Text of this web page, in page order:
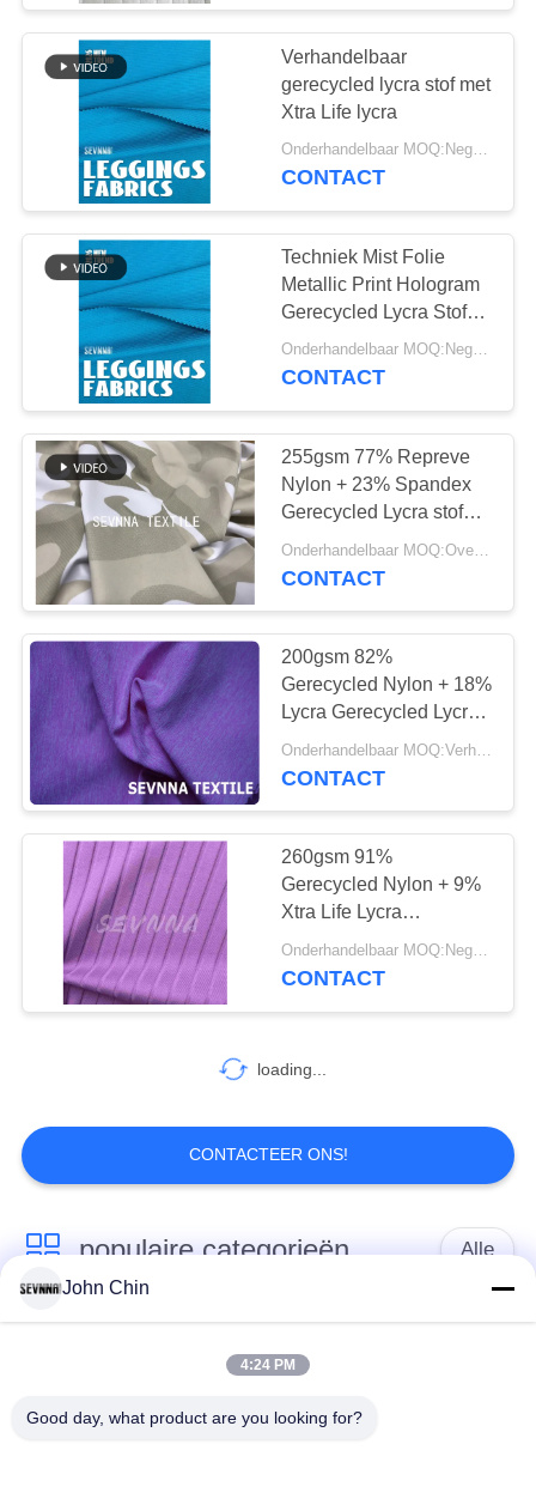
Reprevestof
eco
vriendschappelijke
swimwear stof
105
Activewear breit
Stof
170
de stof van de
yogaslijtage
164
Het dubbel breit Stof
74
De Stof van de
sportbustehouder
Verhandelbaar
gerecycled lycra stof met
Xtra Life lycra
Onderhandelbaar MOQ:Negotiable
CONTACT
Techniek Mist Folie
Metallic Print Hologram
Gerecycled Lycra Stof
Bespreekbare Stretch
Stof Perfect voor
Onderhandelbaar MOQ:Negotiable
CONTACT
255gsm 77% Repreve
Nylon + 23% Spandex
Gerecycled Lycra stof
voor 4-WAY STRETCH
CONTACT
200gsm 82%
Gerecycled Nylon + 18%
Lycra Gerecycled Lycra
stof voor vierwegstretch
Onderhandelbaar MOQ:Verhandelbaar
CONTACT
260gsm 91%
Gerecycled Nylon + 9%
Xtra Life Lycra
Gerecycled Lycra Stof
KN526
Onderhandelbaar MOQ:Negotiable
CONTACT
loading...
CONTACTEER ONS!
populaire categorieën Alle
Gerecycleerde
Gerecycleerde Nylon
Stof
gerecycled polyester
Gerecycleerde Lycra-
John Chin
4:24 PM
Good day, what product are you looking for?